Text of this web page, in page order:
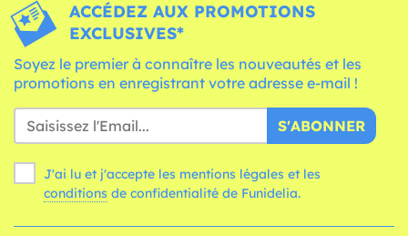
ACCÉDEZ AUX PROMOTIONS
EXCLUSIVES*
Soyez le premier à connaître les nouveautés et les
promotions en enregistrant votre adresse e-mail !
S'ABONNER
J'ai lu et j'accepte les mentions légales et les
conditions de confidentialité de Funidelia.